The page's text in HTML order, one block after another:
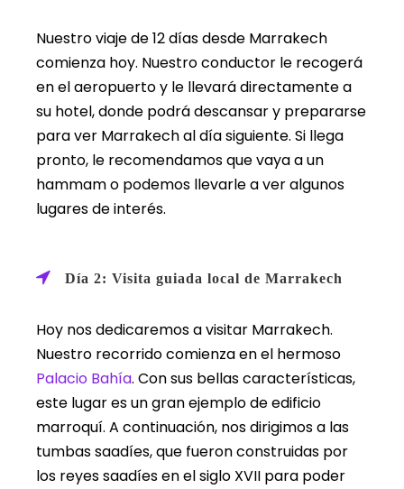
Nuestro viaje de 12 días desde Marrakech
comienza hoy. Nuestro conductor le recogerá
en el aeropuerto y le llevará directamente a
su hotel, donde podrá descansar y prepararse
para ver Marrakech al día siguiente. Si llega
pronto, le recomendamos que vaya a un
hammam o podemos llevarle a ver algunos
lugares de interés.
Día 2: Visita guiada local de Marrakech
Hoy nos dedicaremos a visitar Marrakech.
Nuestro recorrido comienza en el hermoso
Palacio Bahía. Con sus bellas características,
este lugar es un gran ejemplo de edificio
marroquí. A continuación, nos dirigimos a las
tumbas saadíes, que fueron construidas por
los reyes saadíes en el siglo XVII para poder